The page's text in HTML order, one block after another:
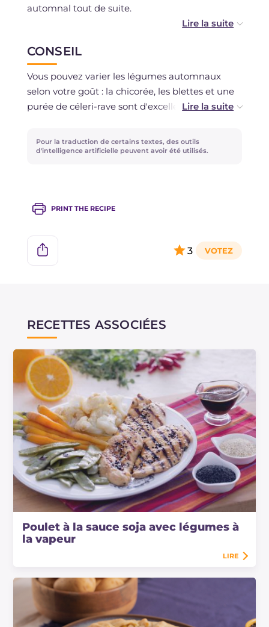
automnal tout de suite.
de légumes à l'avance et les réchauffer avant de
les servir avec le blanc de poulet.
CONSEIL
Vous pouvez varier les légumes automnaux
selon votre goût : la chicorée, les blettes et une
purée de céleri-rave sont d'excellentes
Pour la traduction de certains textes, des outils
d'intelligence artificielle peuvent avoir été utilisés.
PRINT THE RECIPE
3
RECETTES ASSOCIÉES
Poulet à la sauce soja avec légumes à
la vapeur
LIRE